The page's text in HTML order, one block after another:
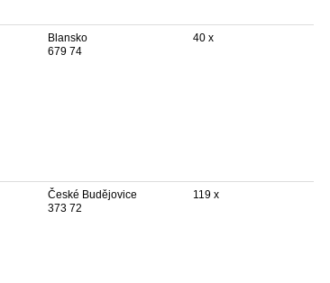
Blansko
679 74
40 x
České Budějovice
373 72
119 x